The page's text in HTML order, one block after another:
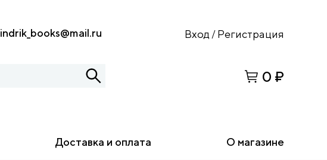
indrik_books@mail.ru Вход / Регистрация
0 ₽
Доставка и оплата О магазине